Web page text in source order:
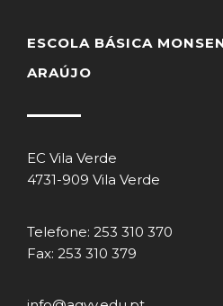
ESCOLA BÁSICA
ARAÚJO
EC Vila Verde
4731-909 Vila Verde
Telefone: 253 310 370
Fax: 253 310 379